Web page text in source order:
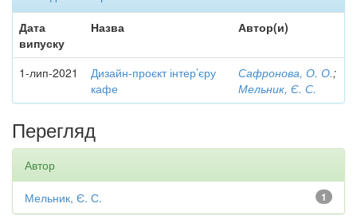
Дата
випуску
Назва Автор(и)
1-лип-2021
Дизайн-проєкт інтер’єру
кафе
Сафронова, О. О.;
Мельник, Є. С.
Перегляд
Автор
1
Мельник, Є. С.